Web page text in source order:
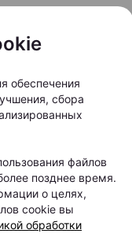
можно
В команде
сувенир, а
обеспечения
сбора
файлов
позднее время.
о целях,
cookie вы
обработки